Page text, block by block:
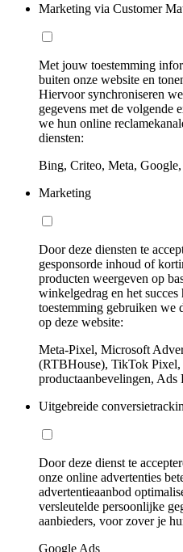
Marketing via Customer
Met jouw toestemming
buiten onze website en
Hiervoor synchroniseren
gegevens met de volgende
we hun online
diensten:
Bing, Criteo, Meta,
Marketing
Door deze diensten te
gesponsorde inhoud of
producten weergeven op
winkelgedrag en het
toestemming gebruiken we
op deze website:
Meta-Pixel, Microsoft
(RTBHouse), TikTok Pixel,
productaanbevelingen, Ads
Uitgebreide
Door deze dienst te
onze online advertenties
advertentieaanbod
versleutelde persoonlijke
aanbieders, voor zover je
Google Ads